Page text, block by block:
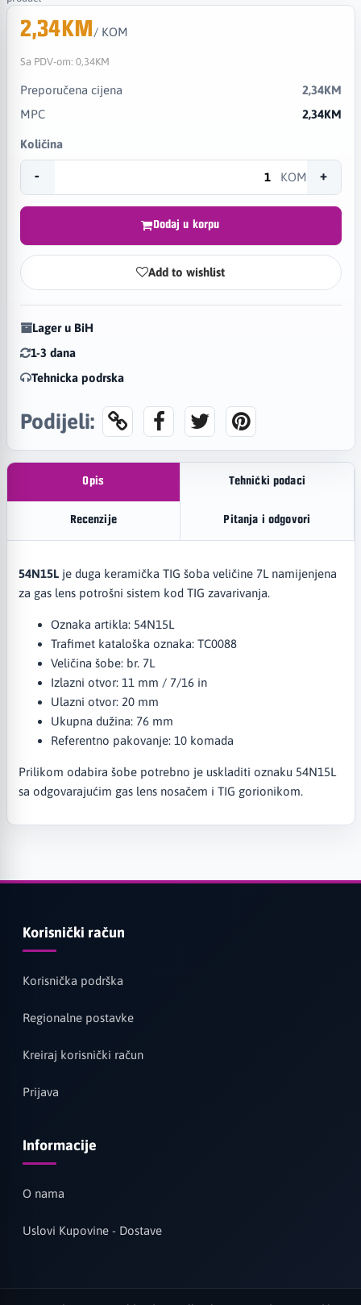
2,34KM/ KOM
Sa PDV-om: 0,34KM
Preporučena cijena
2,34KM
MPC
2,34KM
Količina
- KOM +
Dodaj u korpu
Add to wishlist
Lager u BiH
1-3 dana
Tehnicka podrska
Podijeli:
Opis Tehnički podaci
Recenzije Pitanja i odgovori
54N15Lje duga keramička TIG šoba veličine 7L namijenjena
za gas lens potrošni sistem kod TIG zavarivanja.
Oznaka artikla: 54N15L
Trafimet kataloška oznaka: TC0088
Veličina šobe: br. 7L
Izlazni otvor: 11 mm / 7/16 in
Ulazni otvor: 20 mm
Ukupna dužina: 76 mm
Referentno pakovanje: 10 komada
Prilikom odabira šobe potrebno je uskladiti oznaku 54N15L
sa odgovarajućim gas lens nosačem i TIG gorionikom.
Korisnički račun
Korisnička podrška
Regionalne postavke
Kreiraj korisnički račun
Prijava
Informacije
O nama
Uslovi Kupovine - Dostave